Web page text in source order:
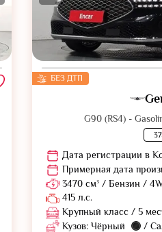
БЕЗ ДТП
G90 (RS4) -
Дата регистрации в
Примерная дата
3470 см³ / Бензин /
415 л.с.
Крупный класс / 5
Кузов: Чёрный
/